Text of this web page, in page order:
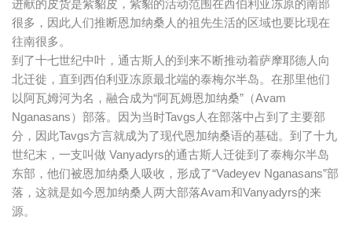
进献的皮货是紫貂皮，紫貂的活动范围在西伯利亚冻原的南部
很多，因此人们推断恩加纳桑人的祖先生活的区域也要比现在
往南很多。
到了十七世纪中叶，通古斯人的到来不断推动着萨摩耶德人向
北迁徙，直到西伯利亚冻原最北端的泰梅尔半岛。在那里他们
以阿瓦姆河为名，融合成为“阿瓦姆恩加纳桑”（Avam
Nganasans）部落。因为当时Tavgs人在部落中占到了主要部
分，因此Tavgs方言就成为了现代恩加纳桑语的基础。到了十九
世纪末，一支叫做 Vanyadyrs的通古斯人迁徙到了泰梅尔半岛
东部，他们被恩加纳桑人吸收，形成了“Vadeyev Nganasans”部
落，这就是如今恩加纳桑人两大部落Avam和Vanyadyrs的来
源。